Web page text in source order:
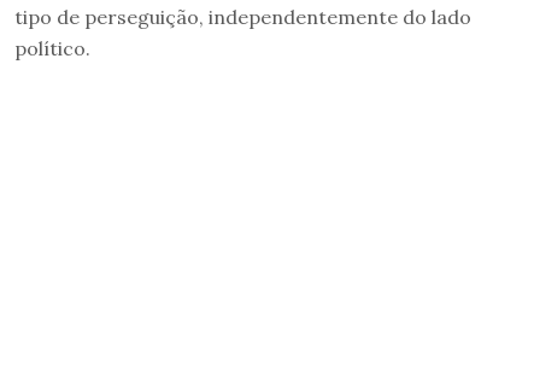
tipo de perseguição, independentemente do lado
político.